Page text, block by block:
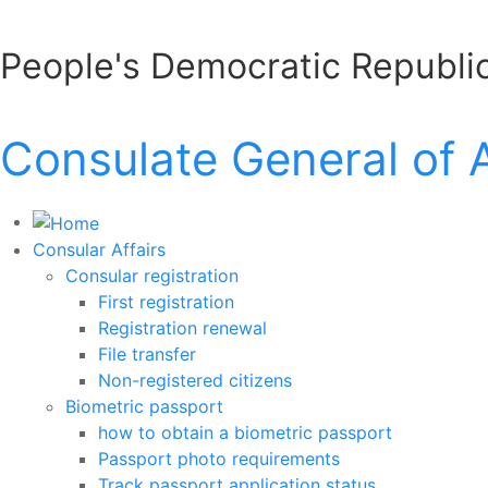
People's Democratic
Consulate General of
Consular Affairs
Consular registration
First registration
Registration renewal
File transfer
Non-registered citizens
Biometric passport
how to obtain a biometric passport
Passport photo requirements